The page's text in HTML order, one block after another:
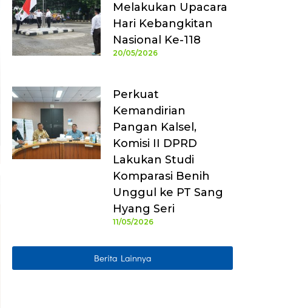
Melakukan Upacara
Hari Kebangkitan
Nasional Ke-118
20/05/2026
Perkuat
Kemandirian
Pangan Kalsel,
Komisi II DPRD
Lakukan Studi
Komparasi Benih
Unggul ke PT Sang
Hyang Seri
11/05/2026
Berita Lainnya